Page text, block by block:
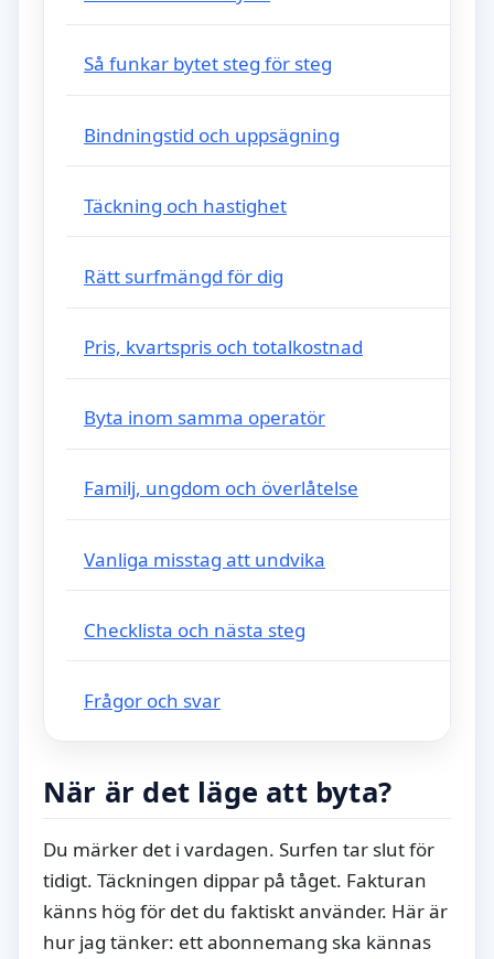
Så funkar bytet steg för steg
Bindningstid och uppsägning
Täckning och hastighet
Rätt surfmängd för dig
Pris, kvartspris och totalkostnad
Byta inom samma operatör
Familj, ungdom och överlåtelse
Vanliga misstag att undvika
Checklista och nästa steg
Frågor och svar
När är det läge att byta?
Du märker det i vardagen. Surfen tar slut för
tidigt. Täckningen dippar på tåget. Fakturan
känns hög för det du faktiskt använder. Här är
hur jag tänker: ett abonnemang ska kännas